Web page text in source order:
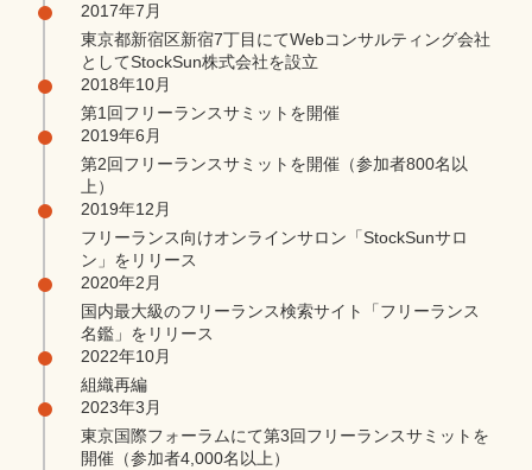
2017年7月
東京都新宿区新宿7丁目にてWebコンサルティング会社
としてStockSun株式会社を設立
2018年10月
第1回フリーランスサミットを開催
2019年6月
第2回フリーランスサミットを開催（参加者800名以
上）
2019年12月
フリーランス向けオンラインサロン「StockSunサロ
ン」をリリース
2020年2月
国内最大級のフリーランス検索サイト「フリーランス
名鑑」をリリース
2022年10月
組織再編
2023年3月
東京国際フォーラムにて第3回フリーランスサミットを
開催（参加者4,000名以上）